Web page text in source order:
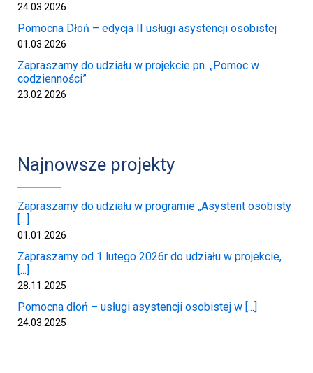
24.03.2026
Pomocna Dłoń – edycja II usługi asystencji osobistej
01.03.2026
Zapraszamy do udziału w projekcie pn. „Pomoc w
codzienności”
23.02.2026
Najnowsze projekty
Zapraszamy do udziału w programie „Asystent osobisty
[...]
01.01.2026
Zapraszamy od 1 lutego 2026r do udziału w projekcie,
[...]
28.11.2025
Pomocna dłoń – usługi asystencji osobistej w [...]
24.03.2025